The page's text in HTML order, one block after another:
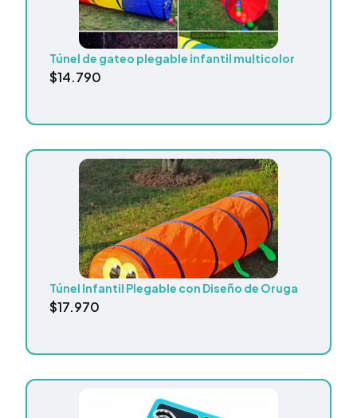
Túnel de gateo plegable infantil multicolor
$14.790
Túnel Infantil Plegable con Diseño de Oruga
$17.970